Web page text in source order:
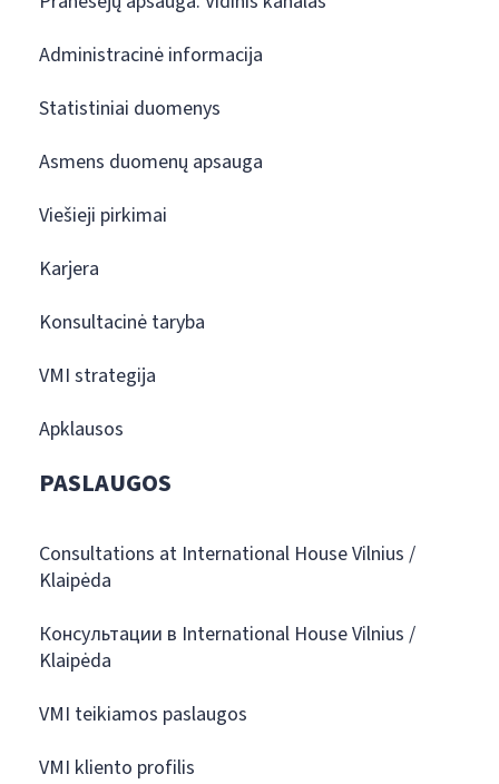
Administracinė informacija
Statistiniai duomenys
Asmens duomenų apsauga
Viešieji pirkimai
Karjera
Konsultacinė taryba
VMI strategija
Apklausos
PASLAUGOS
Consultations at International House Vilnius /
Klaipėda
Консультации в International House Vilnius /
Klaipėda
VMI teikiamos paslaugos
VMI kliento profilis